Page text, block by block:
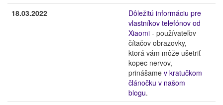
18.03.2022
Dôležitú informáciu pre
vlastníkov telefónov od
Xiaomi - používateľov
čítačov obrazovky,
ktorá vám môže ušetriť
kopec nervov,
prinášame v kratučkom
článočku v našom
blogu.